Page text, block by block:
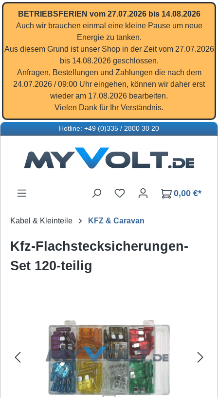
Zum Hauptinhalt springen
BETRIEBSFERIEN vom 27.07.2026 bis 14.08.2026
Auch wir brauchen einmal eine kleine Pause um neue
Energie zu tanken.
Aus diesem Grund ist unser Shop in der Zeit vom 27.07.2026
bis 14.08.2026 geschlossen.
Anfragen, Bestellungen und Zahlungen die nach dem
24.07.2026 / 09:00 Uhr eingehen, können wir daher erst
wieder am 17.08.2026 bearbeiten.
Vielen Dank für Ihr Verständnis.
Hotline: +49 (0)335 / 2800 30 20
Du hast 0 Produkte auf
0,00 €*
Kabel & Kleinteile KFZ & Caravan
Kfz-Flachstecksicherungen-
Set 120-teilig